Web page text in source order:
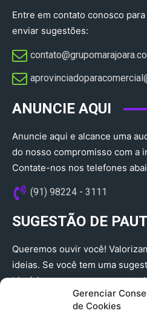
Gerenciar
de Cookies
Entre em contato conosco
enviar sugestões:
ANUNCIE AQUI
Anuncie aqui e alcance uma
do nosso compromisso com a
Contate-nos nos telefones
(91) 98224 - 3111
SUGESTÃO DE
Queremos ouvir você!
ideias. Se você tem uma
história que merece ser
(91) 98224 - 3111